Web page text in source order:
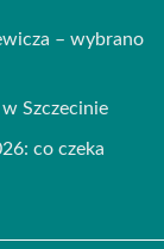
– wybrano
Szczecinie
co czeka